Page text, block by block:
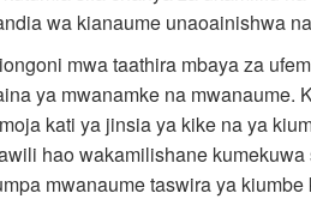
wa kianaume unaoainishwa
mwa taathira mbaya za
ya mwanamke na mwanaume.
kati ya jinsia ya kike na ya
hao wakamilishane
mwanaume taswira ya